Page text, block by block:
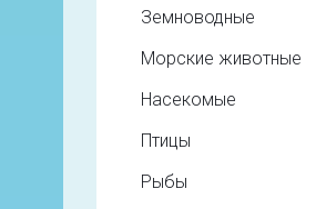
Земноводные
Морские животные
Насекомые
Птицы
Рыбы